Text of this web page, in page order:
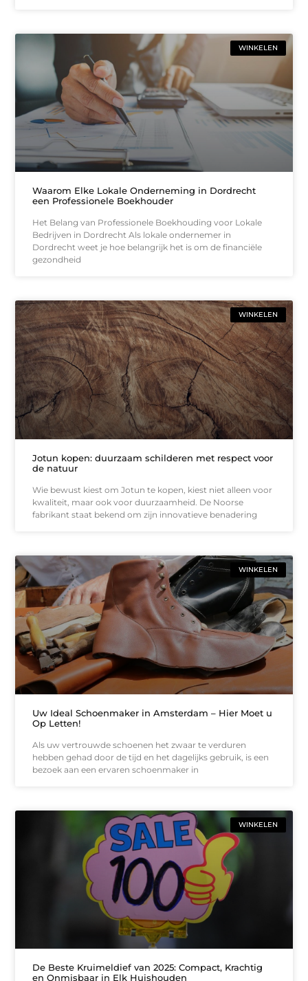
WINKELEN
Waarom Elke Lokale Onderneming in Dordrecht
een Professionele Boekhouder
Het Belang van Professionele Boekhouding voor Lokale
Bedrijven in Dordrecht Als lokale ondernemer in
Dordrecht weet je hoe belangrijk het is om de financiële
gezondheid
WINKELEN
Jotun kopen: duurzaam schilderen met respect voor
de natuur
Wie bewust kiest om Jotun te kopen, kiest niet alleen voor
kwaliteit, maar ook voor duurzaamheid. De Noorse
fabrikant staat bekend om zijn innovatieve benadering
WINKELEN
Uw Ideal Schoenmaker in Amsterdam – Hier Moet u
Op Letten!
Als uw vertrouwde schoenen het zwaar te verduren
hebben gehad door de tijd en het dagelijks gebruik, is een
bezoek aan een ervaren schoenmaker in
WINKELEN
De Beste Kruimeldief van 2025: Compact, Krachtig
en Onmisbaar in Elk Huishouden